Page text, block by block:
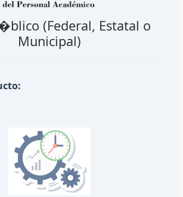
(Federal, Estatal o
Municipal)